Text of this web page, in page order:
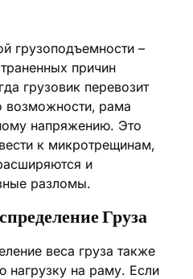
грузоподъемности –
причин
грузовик перевозит
возможности‚ рама
напряжению. Это
к микротрещинам‚
и
разломы.
Груза
веса груза также
нагрузку на раму. Если